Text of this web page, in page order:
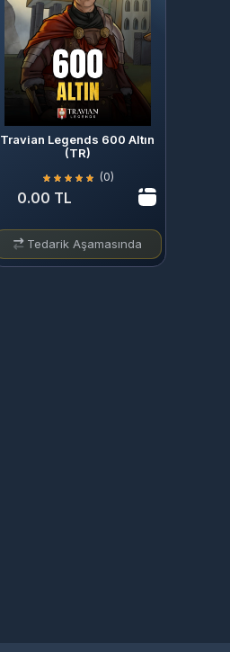
Travian Legends 600 Altın
(TR)
(0)
0.00 TL
Tedarik Aşamasında